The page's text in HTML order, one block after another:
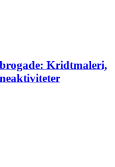
Kridtmaleri,